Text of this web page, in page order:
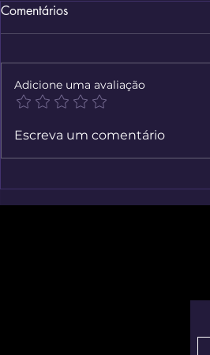
Simulador Virtual De Reparo
Comentários
Adicione uma avaliação
Escreva um comentário